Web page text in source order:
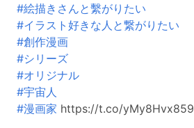
#絵描きさんと繫がりたい
#イラスト好きな人と繋がりたい
#創作漫画
#シリーズ
#オリジナル
#宇宙人
#漫画家 https://t.co/yMy8Hvx859